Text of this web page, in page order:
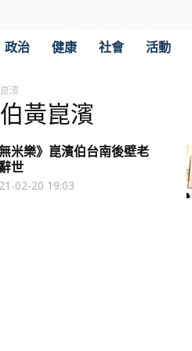
政治 健康 社會 活動
濱
黃崑濱
無米樂》崑濱伯台南後壁老
世
02-20 19:03